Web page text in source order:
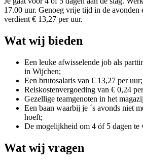
17.00 uur. Genoeg vrije tijd in de avonden
verdient € 13,27 per uur.
Wat wij bieden
Een leuke afwisselende job als
in Wijchen;
Een brutosalaris van € 13,27 per uur;
Reiskostenvergoeding van € 0,24
Gezellige teamgenoten in het
Een baan waarbij je ´s avonds niet
hoeft;
De mogelijkheid om 4 óf 5 dagen te
Wat wij vragen